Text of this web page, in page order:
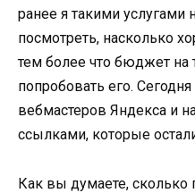
ранее я такими услугами
посмотреть, насколько
тем более что бюджет на
попробовать его.
вебмастеров Яндекса и
ссылками, которые
Как вы думаете,